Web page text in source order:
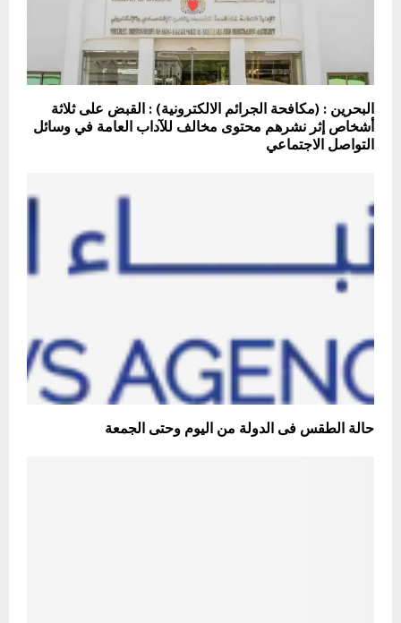
البحرين : (مكافحة الجرائم الالكترونية) : القبض على ثلاثة
أشخاص إثر نشرهم محتوى مخالف للآداب العامة في وسائل
التواصل الاجتماعي
حالة الطقس فى الدولة من اليوم وحتى الجمعة